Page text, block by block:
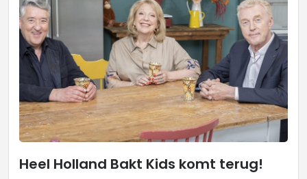
Heel Holland Bakt Kids komt terug!